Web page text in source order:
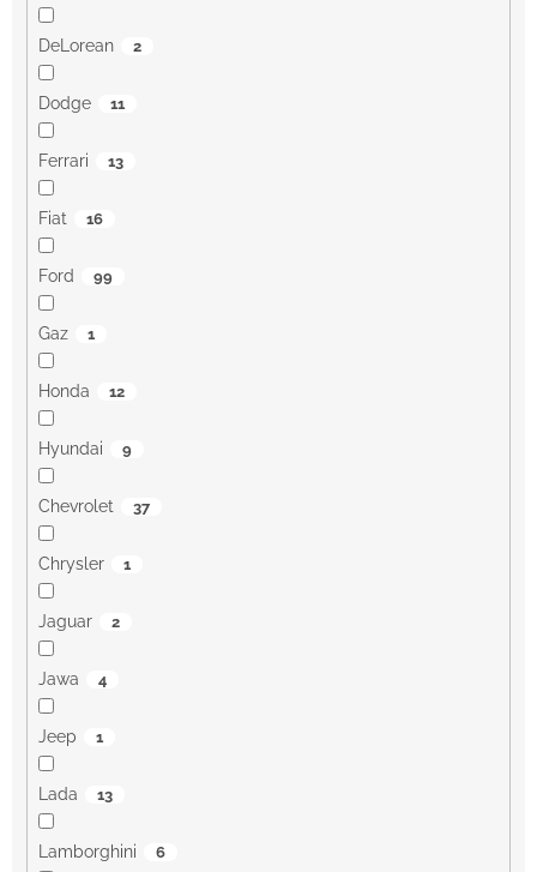
DeLorean 2
Dodge 11
Ferrari 13
Fiat 16
Ford 99
Gaz 1
Honda 12
Hyundai 9
Chevrolet 37
Chrysler 1
Jaguar 2
Jawa 4
Jeep 1
Lada 13
Lamborghini 6